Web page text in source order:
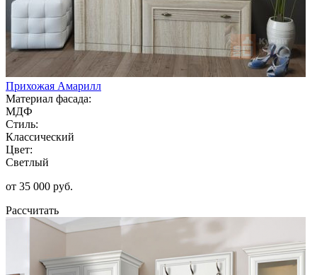
Прихожая Амарилл
Материал фасада:
МДФ
Стиль:
Классический
Цвет:
Светлый
от 35 000 руб.
Рассчитать